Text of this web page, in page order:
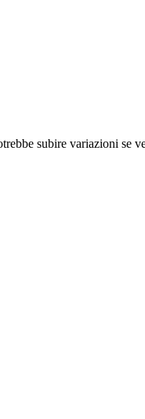
subire variazioni se